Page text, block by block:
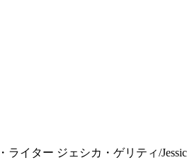
ライター ジェシカ・ゲリティ/